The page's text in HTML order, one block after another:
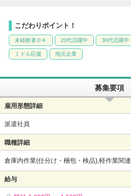
こだわりポイント！
未経験者ＯＫ 20代活躍中 30代活躍中
ミドル応援 地元企業
募集要項
雇用形態詳細
派遣社員
職種詳細
倉庫内作業(仕分け・梱包・検品),軽作業関連
給与